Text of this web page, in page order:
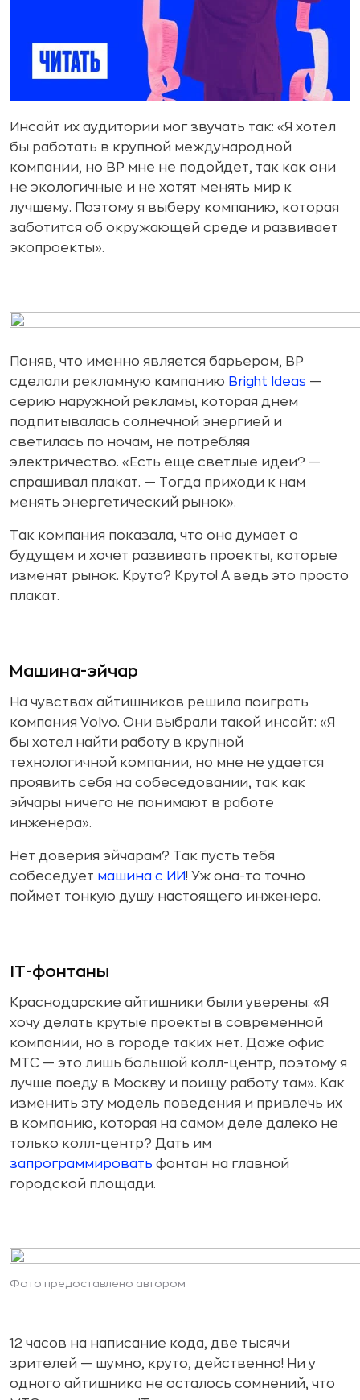
Инсайт их аудитории мог звучать так: «Я хотел
бы работать в крупной международной
компании, но BP мне не подойдет, так как они
не экологичные и не хотят менять мир к
лучшему. Поэтому я выберу компанию, которая
заботится об окружающей среде и развивает
экопроекты».
Поняв, что именно является барьером, BP
сделали рекламную кампанию Bright Ideas —
серию наружной рекламы, которая днем
подпитывалась солнечной энергией и
светилась по ночам, не потребляя
электричество. «Есть еще светлые идеи? —
спрашивал плакат. — Тогда приходи к нам
менять энергетический рынок».
Так компания показала, что она думает о
будущем и хочет развивать проекты, которые
изменят рынок. Круто? Круто! А ведь это просто
плакат.
Машина-эйчар
На чувствах айтишников решила поиграть
компания Volvo. Они выбрали такой инсайт: «Я
бы хотел найти работу в крупной
технологичной компании, но мне не удается
проявить себя на собеседовании, так как
эйчары ничего не понимают в работе
инженера».
Нет доверия эйчарам? Так пусть тебя
собеседует машина с ИИ! Уж она-то точно
поймет тонкую душу настоящего инженера.
IT-фонтаны
Краснодарские айтишники были уверены: «Я
хочу делать крутые проекты в современной
компании, но в городе таких нет. Даже офис
МТС — это лишь большой колл-центр, поэтому я
лучше поеду в Москву и поищу работу там». Как
изменить эту модель поведения и привлечь их
в компанию, которая на самом деле далеко не
только колл-центр? Дать им
запрограммировать фонтан на главной
городской площади.
Фото предоставлено автором
12 часов на написание кода, две тысячи
зрителей — шумно, круто, действенно! Ни у
одного айтишника не осталось сомнений, что